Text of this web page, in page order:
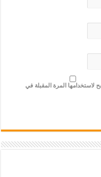
لاستخدامها المرة المقبلة في